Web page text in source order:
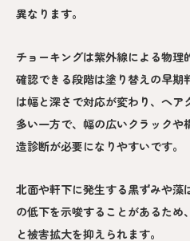
異なります。
チョーキングは紫外線による物
確認できる段階は塗り替えの早期
は幅と深さで対応が変わり、ヘ
多い一方で、幅の広いクラックや
造診断が必要になりやすいです。
北面や軒下に発生する黒ずみや藻
の低下を示唆することがあるため
と被害拡大を抑えられます。